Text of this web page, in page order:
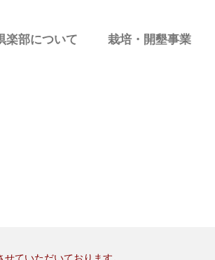
楽部について 栽培・開墾事業